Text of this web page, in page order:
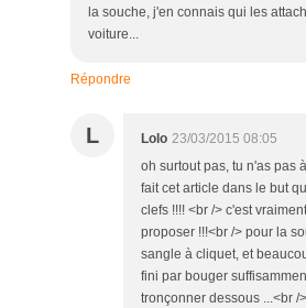
la souche, j'en connais qui les
voiture...
Répondre
L Lolo 23/03/2015 08:05
oh surtout pas, tu n'as pas
fait cet article dans le but
clefs !!!! <br /> c'est
proposer !!!<br /> pour la
sangle à cliquet, et
fini par bouger
tronçonner dessous ...<br /